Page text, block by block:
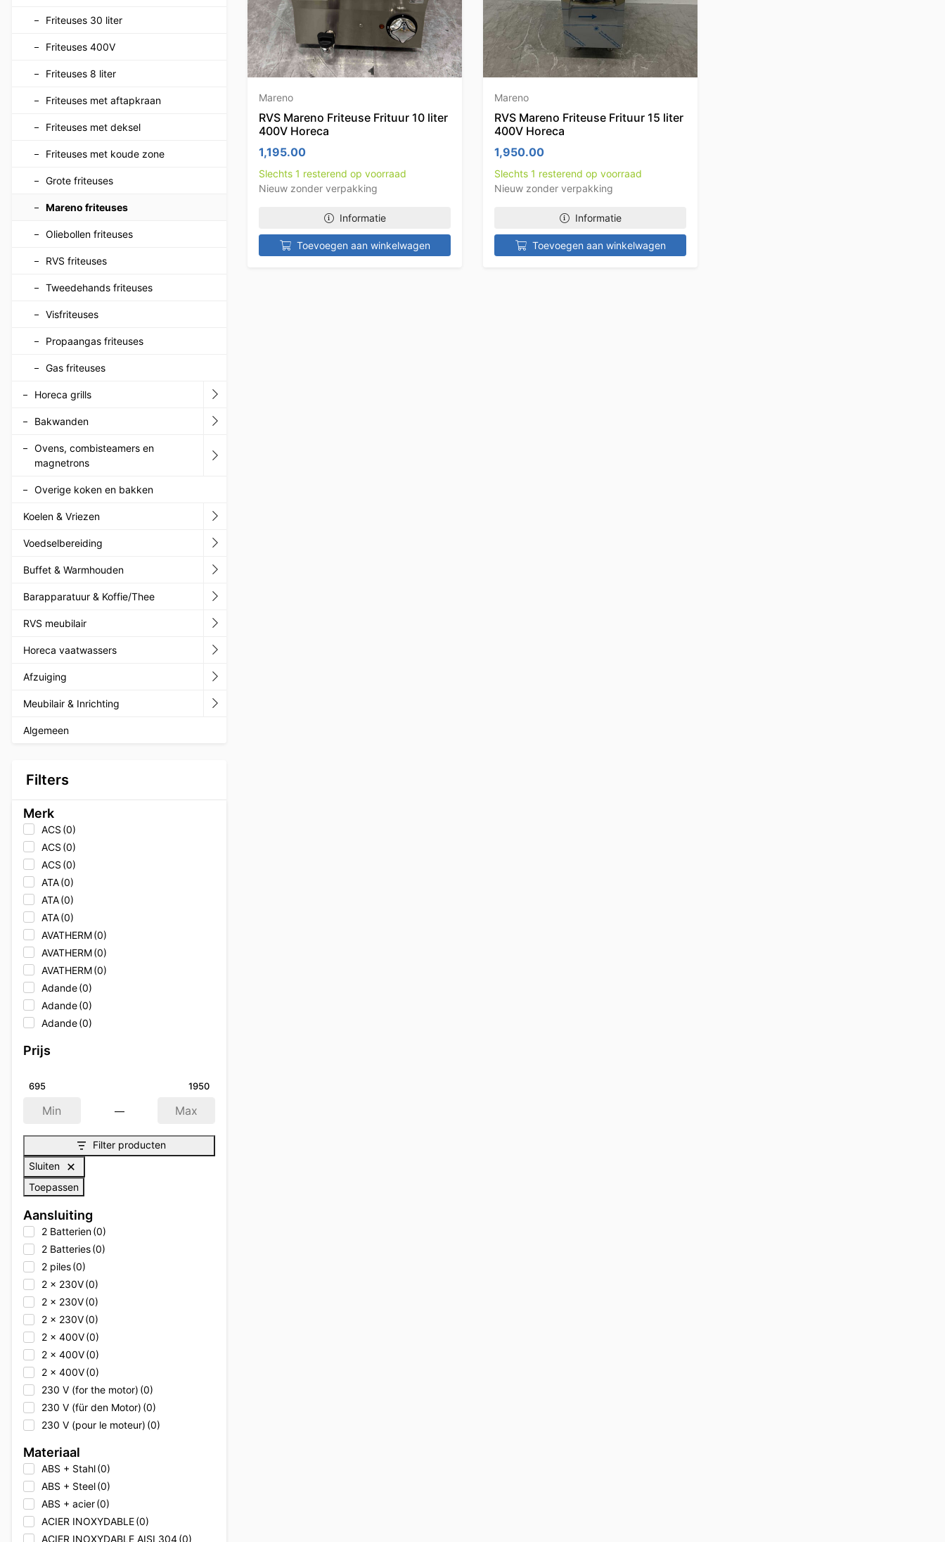
Friteuses 30 liter
Friteuses 400V
Friteuses 8 liter
Friteuses met aftapkraan
Friteuses met deksel
Friteuses met koude zone
Grote friteuses
Mareno friteuses
Oliebollen friteuses
RVS friteuses
Tweedehands friteuses
Visfriteuses
Propaangas friteuses
Gas friteuses
Horeca grills
Bakwanden
Ovens, combisteamers en
magnetrons
Overige koken en bakken
Koelen & Vriezen
Voedselbereiding
Buffet & Warmhouden
Barapparatuur & Koffie/Thee
RVS meubilair
Horeca vaatwassers
Afzuiging
Meubilair & Inrichting
Algemeen
Filters
Merk
ACS (0)
ACS (0)
ACS (0)
ATA(0)
ATA(0)
ATA(0)
AVATHERM(0)
AVATHERM(0)
AVATHERM(0)
Adande(0)
Adande(0)
Adande(0)
Adler
Afinox
Afinox
Afpro Filters(0)
Afpro-Filter
Alpeninox
Alpeninox
Alpeninox(0)
Alto Shaam (0)
Alto Shaam(0)
Alto Shaam
Ambach(0)
Ambach(0)
Ambach(0)
Angelo Po(0)
Angelo Po(0)
Angelo Po(0)
Animo (0)
Animo (0)
Animo (0)
Apprendre
Arktic
(0)
Asber
(0)
Asber
Asber (0)
Asber/Fagor (0)
Prijs
—
695 1950
Filter producten
Sluiten
Toepassen
Aansluiting
2 Batterien(0)
2 Batteries(0)
2 piles(0)
2 x 230V(0)
2 x 230V(0)
2 x 230V(0)
2 x 400V(0)
2 x 400V(0)
2 x 400V(0)
230 V (for the motor) (0)
230 V (für den Motor) (0)
230 V (pour le moteur) (0)
230V(0)
Materiaal
ABS + Stahl(0)
ABS + Steel(0)
ABS + acier(0)
ACIER INOXYDABLE(0)
ACIER INOXYDABLE AISI 304(0)
Mareno
RVS Mareno Friteuse Frituur 10 liter
400V Horeca
1,195.00
Slechts 1 resterend op voorraad
Nieuw zonder verpakking
Informatie
Toevoegen aan winkelwagen
Mareno
RVS Mareno Friteuse Frituur 15 liter
400V Horeca
1,950.00
Slechts 1 resterend op voorraad
Nieuw zonder verpakking
Informatie
Toevoegen aan winkelwagen